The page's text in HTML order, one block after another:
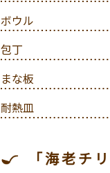
ボウル
包丁
まな板
耐熱皿
「海老チ